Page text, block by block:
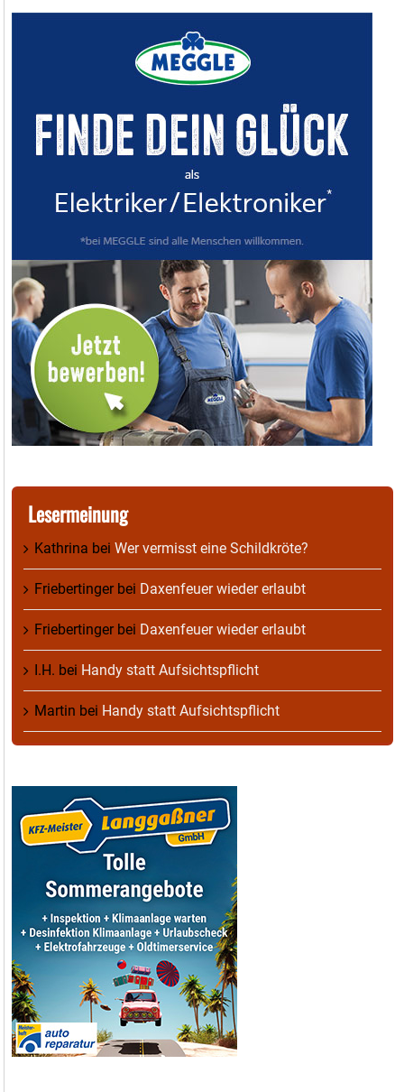
Lesermeinung
Kathrina bei Wer vermisst eine Schildkröte?
Friebertingerbei Daxenfeuer wieder erlaubt
Friebertingerbei Daxenfeuer wieder erlaubt
I.H. bei Handy statt Aufsichtspflicht
Martin bei Handy statt Aufsichtspflicht